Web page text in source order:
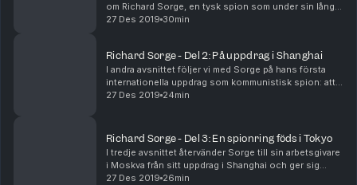
om Richard Sorge, en tysk spion som under sin långa
karriär kom att bli en av de mest effektiva spionerna i
27 Des 2019 30min
Richard Sorge - Del 2: På uppdrag i Shanghai
I andra avsnittet följer vi med Sorge på hans första
internationella uppdrag som kommunistisk spion: att
vara Sovjets ögon och öron i Asiens ekonomiska
27 Des 2019 24min
Richard Sorge - Del 3: En spionring föds i Tokyo
I tredje avsnittet återvänder Sorge till sin arbetsgivare
i Moskva från sitt uppdrag i Shanghai och ger sig
sedan av på sitt andra och möjligtvis sista uppdrag:
27 Des 2019 26min